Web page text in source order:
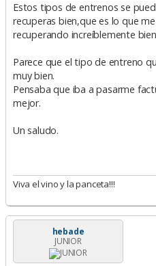
Estos tipos de entrenos se
recuperas bien,que es lo que
recuperando increíblemente
Parece que el tipo de entreno
muy bien.
Pensaba que iba a pasarme
mejor.
Un saludo.
Viva el vino y la panceta!!!
hebade
JUNIOR